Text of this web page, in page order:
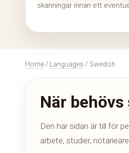
skanningar innan ett
Home / Languages / Swedish
När
Den här sidan är till för
arbete, studier,